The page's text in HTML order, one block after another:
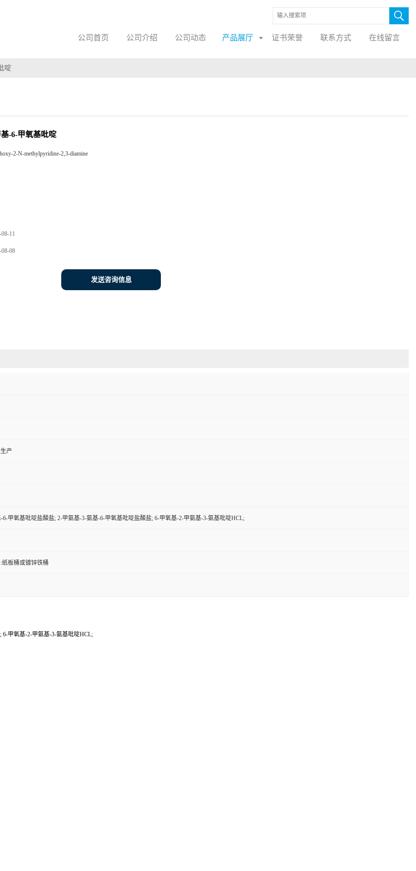
公司首页 公司介绍 公司动态 产品展厅 证书荣誉 联系方式 在线留言
啶
-6-甲氧基吡啶
2-N-methylpyridine-2,3-diamine
08-11
08-08
发送咨询信息
产
6-甲氧基吡啶盐酸盐; 2-甲氨基-3-氨基-6-甲氧基吡啶盐酸盐; 6-甲氧基-2-甲氨基-3-氨基吡啶HCL;
板桶或镀锌铁桶
甲氧基-2-甲氨基-3-氨基吡啶HCL;